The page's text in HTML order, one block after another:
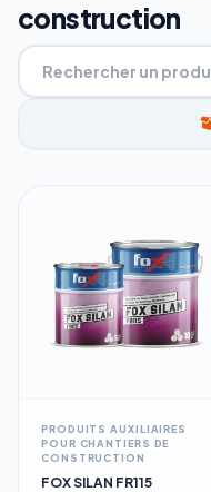
construction
PRODUITS AUXILIAIRES
POUR CHANTIERS DE
CONSTRUCTION
FOX SILAN FR115